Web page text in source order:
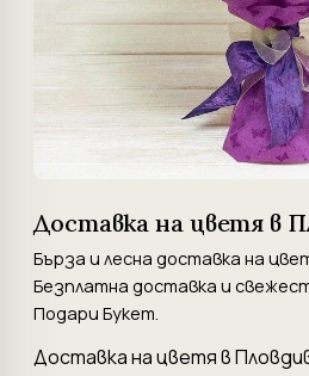
Доставка на цветя в
Бърза и лесна доставка на
Безплатна доставка и
Подари Букет.
Доставка на цветя в